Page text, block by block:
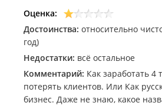
Оценка:
Достоинства: относительно
год)
Недостатки: всё остальное
Комментарий: Как заработать 4
потерять клиентов. Или Как
бизнес. Даже не знаю, какое